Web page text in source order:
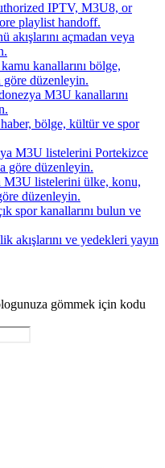
IPTV, M3U8, or
playlist handoff.
akışlarını açmadan veya
kanallarını bölge,
düzenleyin.
M3U kanallarını
haber, bölge, kültür ve spor
M3U listelerini Portekizce
göre düzenleyin.
M3U listelerini ülke, konu,
düzenleyin.
spor kanallarını bulun ve
akışlarını ve yedekleri yayın
gömmek için kodu